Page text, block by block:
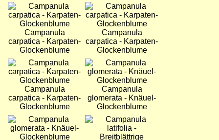
Bild
Campanula
carpatica - Karpaten-
Glockenblume
Bild
Campanula
carpatica - Karpaten-
Glockenblume
Bild
Campanula
carpatica - Karpaten-
Glockenblume
Bild
Campanula
glomerata - Knäuel-
Glockenblume
Bild
Bild